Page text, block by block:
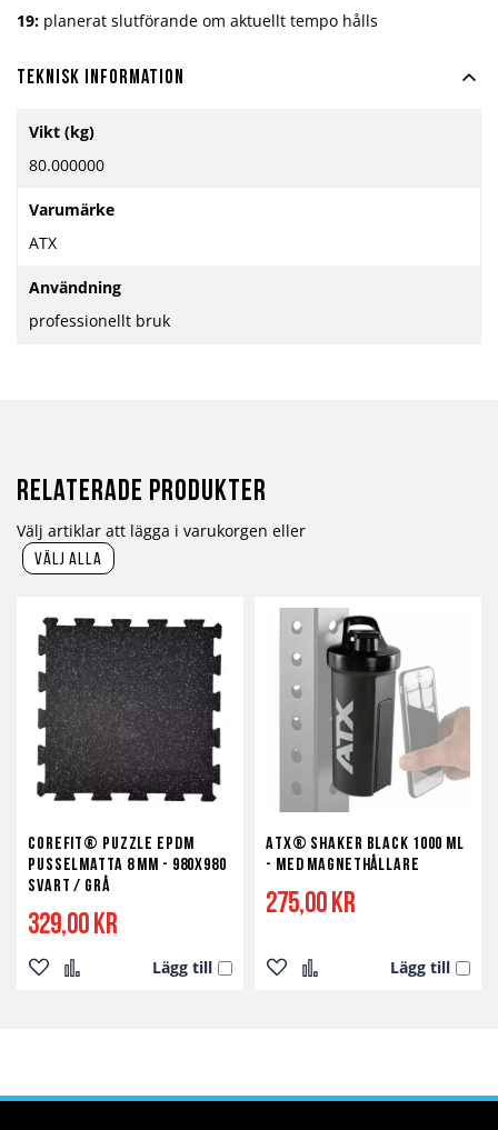
19: planerat slutförande om aktuellt tempo hålls
Teknisk information
information
Vikt (kg)
80.000000
Varumärke
ATX
Användning
professionellt bruk
Relaterade produkter
Välj artiklar att lägga i varukorgen eller
välj alla
Corefit® Puzzle EPDM
Pusselmatta 8 mm - 980x980
svart / grå
329,00 kr
Lägg till
Lägg Lägg
ATX® Shaker Black 1000 ml
- med magnethållare
275,00 kr
Lägg till
Lägg Lägg